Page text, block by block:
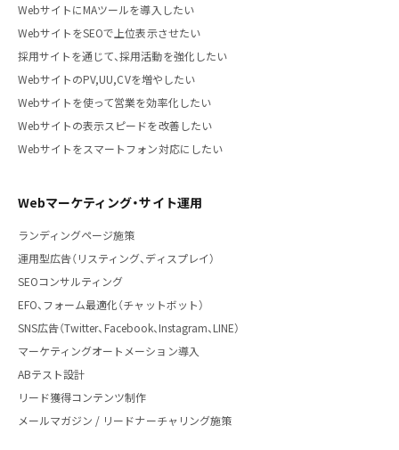
WebサイトにMAツールを導入したい
WebサイトをSEOで上位表示させたい
採用サイトを通じて、採用活動を強化したい
WebサイトのPV,UU,CVを増やしたい
Webサイトを使って営業を効率化したい
Webサイトの表示スピードを改善したい
Webサイトをスマートフォン対応にしたい
Webマーケティング・サイト運用
ランディングページ施策
運用型広告（リスティング、ディスプレイ）
SEOコンサルティング
EFO、フォーム最適化（チャットボット）
SNS広告（Twitter、Facebook、Instagram、LINE）
マーケティングオートメーション導入
ABテスト設計
リード獲得コンテンツ制作
メールマガジン / リードナーチャリング施策